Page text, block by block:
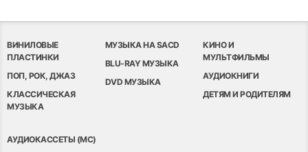
ВИНИЛОВЫЕ
ПЛАСТИНКИ
ПОП, РОК, ДЖАЗ
КЛАССИЧЕСКАЯ
МУЗЫКА
МУЗЫКА НА SACD
BLU-RAY МУЗЫКА
DVD МУЗЫКА
КИНО И
МУЛЬТФИЛЬМЫ
АУДИОКНИГИ
ДЕТЯМ И РОДИТЕЛЯМ
АУДИОКАССЕТЫ (MC)